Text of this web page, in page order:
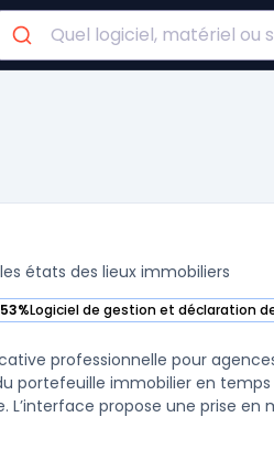
états des lieux immobiliers
53%Logiciel de gestion et déclaration
— voir Locatik dans cette catégorie
professionnelle pour
portefeuille immobilier en
propose une prise en